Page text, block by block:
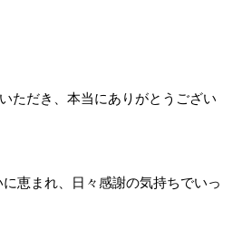
ただき、本当にありがとうござい
恵まれ、日々感謝の気持ちでいっ